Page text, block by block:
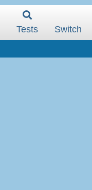
Tests Switch